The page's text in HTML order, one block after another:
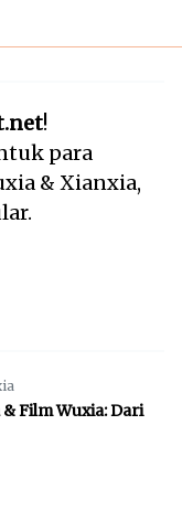
!
para
& Xianxia,
Film Wuxia: Dari